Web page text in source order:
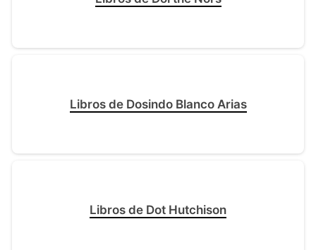
Libros de Dosindo Blanco Arias
Libros de Dot Hutchison